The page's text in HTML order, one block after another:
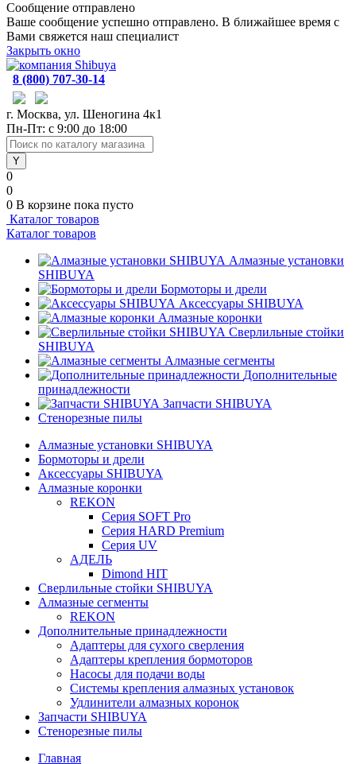
Сообщение отправлено
Ваше сообщение успешно отправлено. В ближайшее время с
Вами свяжется наш специалист
Закрыть окно
8 (800) 707-30-14
г. Москва, ул. Шеногина 4к1
Пн-Пт: с 9:00 до 18:00
0
0
0 В корзине пока пусто
Каталог товаров
Каталог товаров
Алмазные установки
SHIBUYA
Бормоторы и дрели
Аксессуары SHIBUYA
Алмазные коронки
Сверлильные стойки
SHIBUYA
Алмазные сегменты
Дополнительные
принадлежности
Запчасти SHIBUYA
Стенорезные пилы
Алмазные установки SHIBUYA
Бормоторы и дрели
Аксессуары SHIBUYA
Алмазные коронки
REKON
Серия SOFT Pro
Серия HARD Premium
Серия UV
АДЕЛЬ
Dimond HIT
Сверлильные стойки SHIBUYA
Алмазные сегменты
REKON
Дополнительные принадлежности
Адаптеры для сухого сверления
Адаптеры крепления бормоторов
Насосы для подачи воды
Системы крепления алмазных установок
Удлинители алмазных коронок
Запчасти SHIBUYA
Стенорезные пилы
Главная